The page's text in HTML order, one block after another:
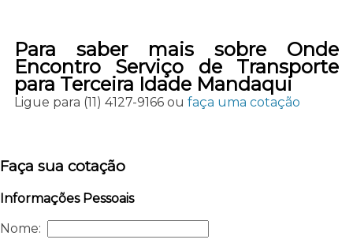
Para saber mais sobre Onde
Encontro Serviço de Transporte
para Terceira Idade Mandaqui
Ligue para (11) 4127-9166ou faça uma cotação
Faça sua cotação
Informações Pessoais
Nome: